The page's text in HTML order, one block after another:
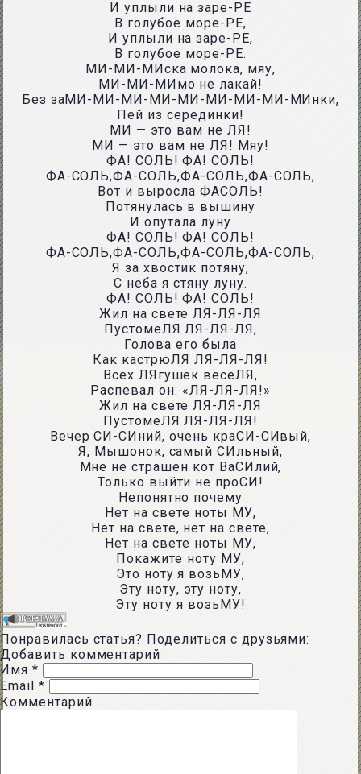
И уплыли на заре-РЕ
В голубое море-РЕ,
И уплыли на заре-РЕ,
В голубое море-РЕ.
МИ-МИ-МИска молока, мяу,
МИ-МИ-МИмо не лакай!
Без заМИ-МИ-МИ-МИ-МИ-МИ-МИ-МИ-МИнки,
Пей из серединки!
МИ — это вам не ЛЯ!
МИ — это вам не ЛЯ! Мяу!
ФА! СОЛЬ! ФА! СОЛЬ!
ФА-СОЛЬ,ФА-СОЛЬ,ФА-СОЛЬ,ФА-СОЛЬ,
Вот и выросла ФАСОЛЬ!
Потянулась в вышину
И опутала луну
ФА! СОЛЬ! ФА! СОЛЬ!
ФА-СОЛЬ,ФА-СОЛЬ,ФА-СОЛЬ,ФА-СОЛЬ,
Я за хвостик потяну,
С неба я стяну луну.
ФА! СОЛЬ! ФА! СОЛЬ!
Жил на свете ЛЯ-ЛЯ-ЛЯ
ПустомеЛЯ ЛЯ-ЛЯ-ЛЯ,
Голова его была
Как кастрюЛЯ ЛЯ-ЛЯ-ЛЯ!
Всех ЛЯгушек весеЛЯ,
Распевал он: «ЛЯ-ЛЯ-ЛЯ!»
Жил на свете ЛЯ-ЛЯ-ЛЯ
ПустомеЛЯ ЛЯ-ЛЯ-ЛЯ!
Вечер СИ-СИний, очень краСИ-СИвый,
Я, Мышонок, самый СИльный,
Мне не страшен кот ВаСИлий,
Только выйти не проСИ!
Непонятно почему
Нет на свете ноты МУ,
Нет на свете, нет на свете,
Нет на свете ноты МУ,
Покажите ноту МУ,
Это ноту я возьМУ,
Эту ноту, эту ноту,
Эту ноту я возьМУ!
Понравилась статья? Поделиться с друзьями:
Добавить комментарий
Имя *
Email *
Комментарий